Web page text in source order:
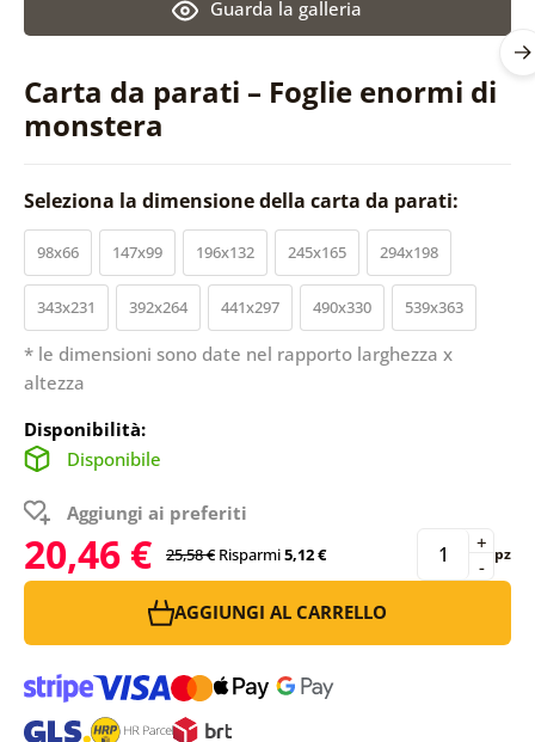
Carta da parati – Foglie enormi di
monstera
Guarda la galleria
Seleziona la dimensione della carta da parati:
98x66 147x99 196x132 245x165 294x198
343x231 392x264 441x297 490x330 539x363
* le dimensioni sono date nel rapporto larghezza x
altezza
Disponibilità:
Disponibile
Aggiungi ai preferiti
20,46 € 25,58 € Risparmi5,12 € -
+ pz
AGGIUNGI AL CARRELLO